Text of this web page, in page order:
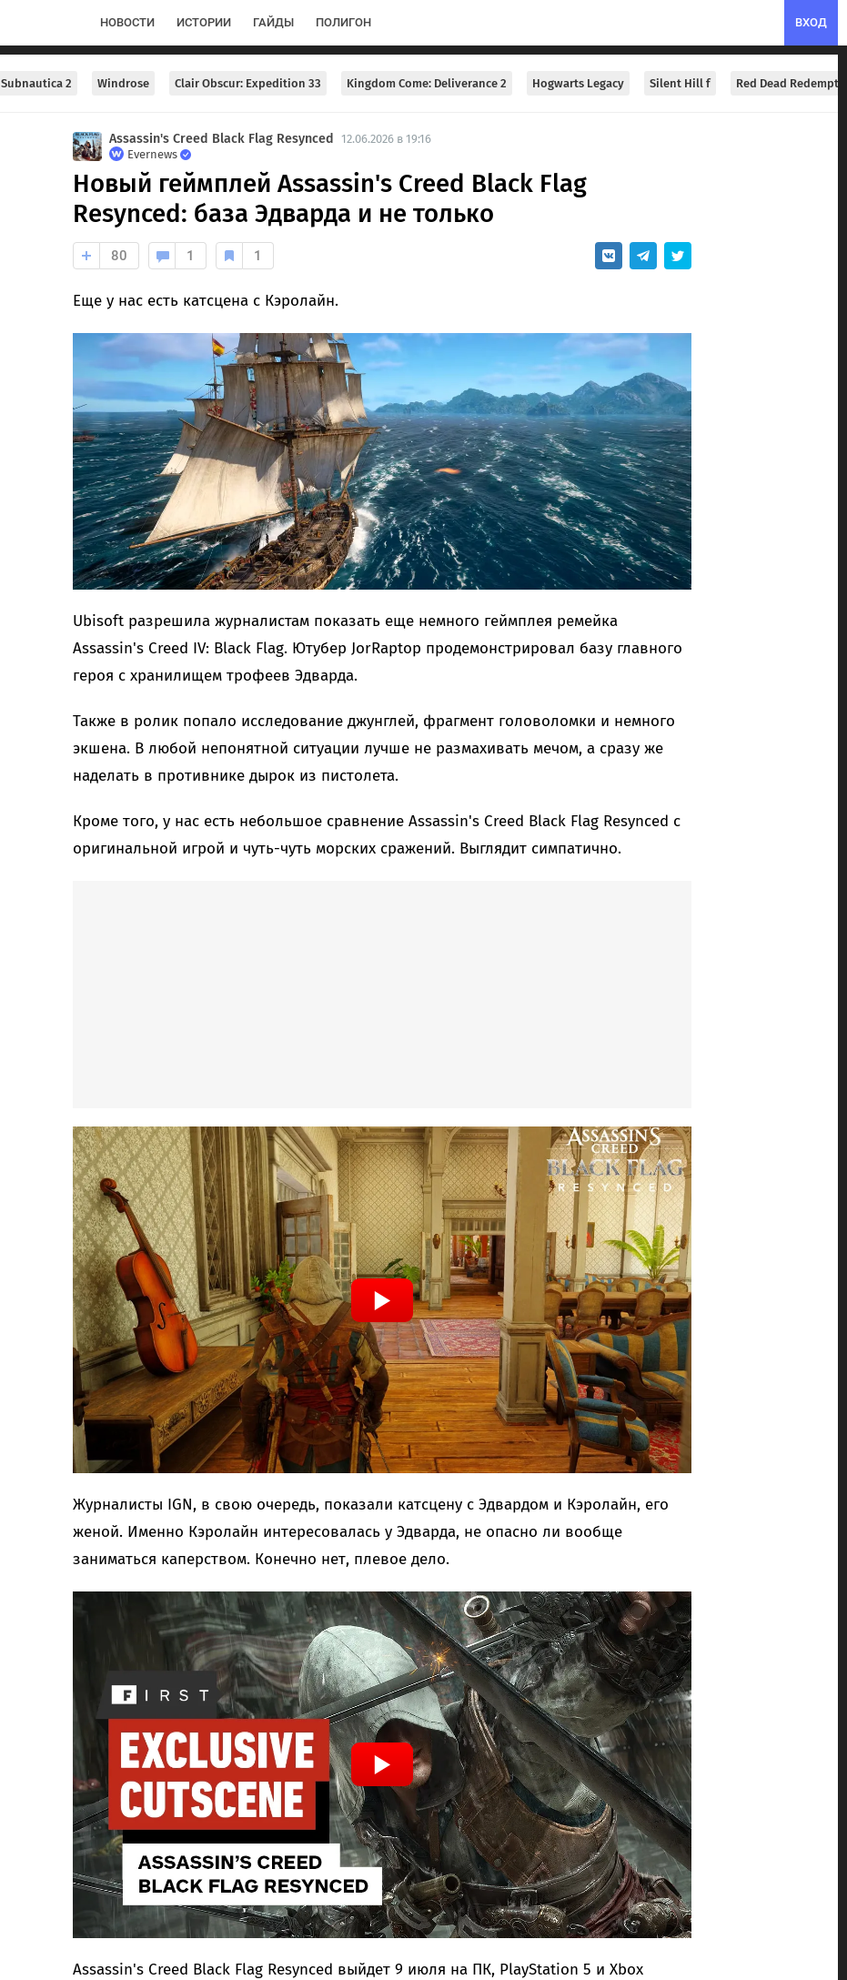
ВХОД
НОВОСТИ ИСТОРИИ ГАЙДЫ ПОЛИГОН
Subnautica 2 Windrose Clair Obscur: Expedition 33 Kingdom Come: Deliverance 2 Hogwarts Legacy Silent Hill f Red Dead
Assassin's Creed Black Flag Resynced
12.06.2026 в 19:16
Evernews
Новый геймплей Assassin's Creed Black Flag
Resynced: база Эдварда и не только
80 1 1
Еще у нас есть катсцена с Кэролайн.
Ubisoft разрешила журналистам показать еще немного геймплея ремейка
Assassin's Creed IV: Black Flag. Ютубер JorRaptop продемонстрировал базу главного
героя с хранилищем трофеев Эдварда.
Также в ролик попало исследование джунглей, фрагмент головоломки и немного
экшена. В любой непонятной ситуации лучше не размахивать мечом, а сразу же
наделать в противнике дырок из пистолета.
Кроме того, у нас есть небольшое сравнение Assassin's Creed Black Flag Resynced с
оригинальной игрой и чуть-чуть морских сражений. Выглядит симпатично.
Журналисты IGN, в свою очередь, показали катсцену с Эдвардом и Кэролайн, его
женой. Именно Кэролайн интересовалась у Эдварда, не опасно ли вообще
заниматься каперством. Конечно нет, плевое дело.
Assassin's Creed Black Flag Resynced выйдет 9 июля на ПК, PlayStation 5 и Xbox